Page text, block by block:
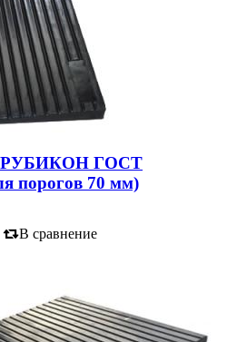
РУБИКОН ГОСТ
порогов 70 мм)
В сравнение